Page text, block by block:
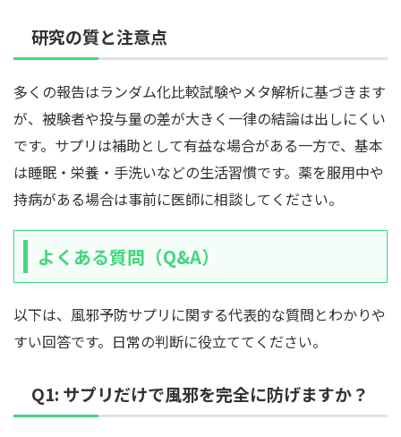
研究の質と注意点
多くの報告はランダム化比較試験やメタ解析に基づきます
が、被験者や投与量の差が大きく一律の結論は出しにくい
です。サプリは補助として有益な場合がある一方で、基本
は睡眠・栄養・手洗いなどの生活習慣です。薬を服用中や
持病がある場合は事前に医師に相談してください。
よくある質問（Q&A）
以下は、風邪予防サプリに関する代表的な質問とわかりや
すい回答です。日常の判断に役立ててください。
Q1: サプリだけで風邪を完全に防げますか？